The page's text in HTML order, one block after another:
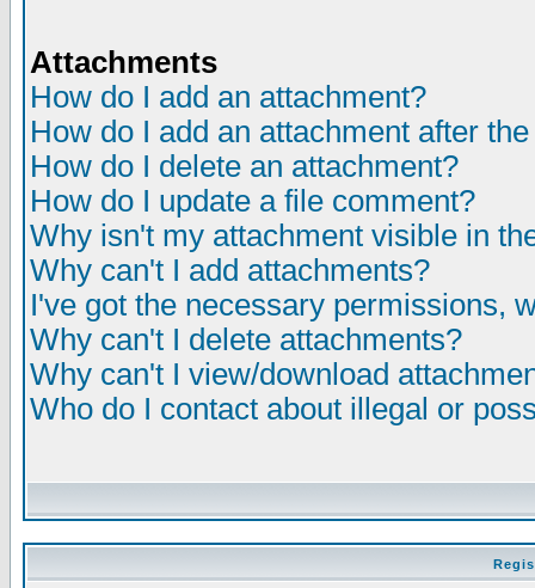
Attachments
How do I add an attachment?
How do I add an attachment after
How do I delete an attachment?
How do I update a file comment?
Why isn't my attachment visible in
Why can't I add attachments?
I've got the necessary permissions,
Why can't I delete attachments?
Why can't I view/download
Who do I contact about illegal or